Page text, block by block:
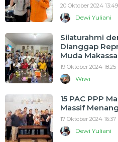
20 Oktober 2024 13:49
Dewi Yuliani
Silaturahmi
Dianggap
Muda
19 Oktober 2024 18:25
Wiwi
15 PAC PPP
Massif
17 Oktober 2024 16:37
Dewi Yuliani